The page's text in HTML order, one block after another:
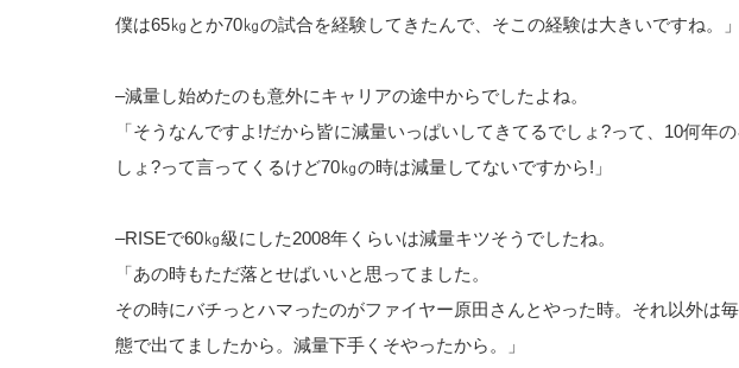
僕は65㎏とか70㎏の試合を経験してきたんで、そこの経験は大きいですね。」
–減量し始めたのも意外にキャリアの途中からでしたよね。
「そうなんですよ!だから皆に減量いっぱいしてきてるでしょ?って、10何年
しょ?って言ってくるけど70㎏の時は減量してないですから!」
–RISEで60㎏級にした2008年くらいは減量キツそうでしたね。
「あの時もただ落とせばいいと思ってました。
その時にバチっとハマったのがファイヤー原田さんとやった時。それ以外は
態で出てましたから。減量下手くそやったから。」